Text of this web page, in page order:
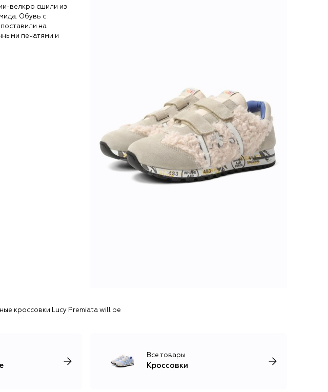
велкро сшили из
Обувь с
на
печатями и
кроссовки Lucy Premiata will be
Все товары
Кроссовки